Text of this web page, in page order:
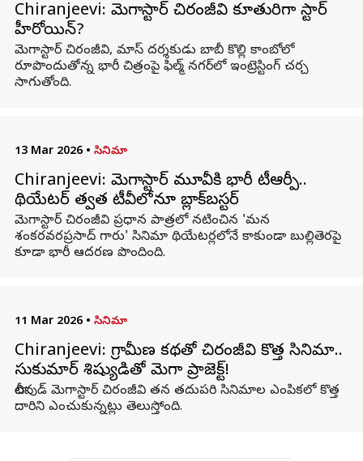
Chiranjeevi: మెగాస్టార్ చిరంజీవి కూతురిగా స్టార్
హీరోయిన్?
మెగాస్టార్ చిరంజీవి, మాస్ దర్శకుడు బాబీ కొల్లి కాంబోలో
రూపొందుతోన్న భారీ చిత్రంపై ఫిల్మ్ నగర్‌లో ఇంట్రెస్టింగ్ చర్చ
సాగుతోంది.
13 Mar 2026 • సినిమా
Chiranjeevi: మెగాస్టార్ మూవీకి భారీ టీఆర్పీ..
థియేటర్ తర్వాత టీవీలోనూ బ్లాక్‌బస్టర్
మెగాస్టార్ చిరంజీవి ప్రధాన పాత్రలో నటించిన 'మన
శంకరవరప్రసాద్ గారు' సినిమా థియేటర్లలోనే కాకుండా బుల్లితెరపై
కూడా భారీ ఆదరణ పొందింది.
11 Mar 2026 • సినిమా
Chiranjeevi: గ్రామీణ కథతో చిరంజీవి కొత్త సినిమా..
సుకుమార్ శిష్యుడితో మెగా ప్రాజెక్ట్!
టాలీవుడ్ మెగాస్టార్ చిరంజీవి తన తదుపరి సినిమాల ఎంపికలో కొత్త
దారిని ఎంచుకున్నట్లు తెలుస్తోంది.